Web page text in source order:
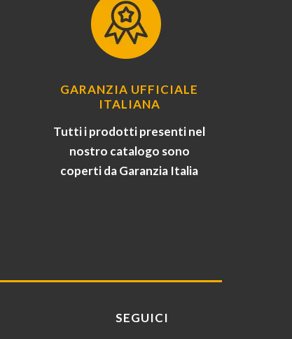
GARANZIA UFFICIALE
ITALIANA
Tutti i prodotti presenti nel
nostro catalogo sono
coperti da Garanzia Italia
SEGUICI